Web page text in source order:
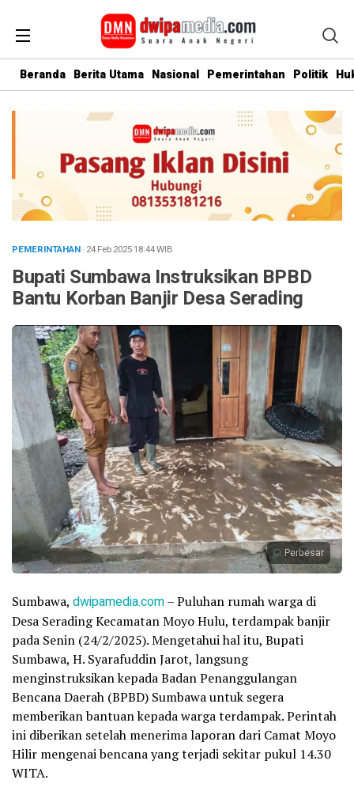
Beranda Berita Utama Nasional Pemerintahan Politik
PEMERINTAHAN· 24 Feb 202518:44WIB
Bupati Sumbawa Instruksikan BPBD
Bantu Korban Banjir Desa Serading
Perbesar
Sumbawa, dwipamedia.com– Puluhan rumah warga di
Desa Serading Kecamatan Moyo Hulu, terdampak banjir
pada Senin (24/2/2025). Mengetahui hal itu, Bupati
Sumbawa, H. Syarafuddin Jarot, langsung
menginstruksikan kepada Badan Penanggulangan
Bencana Daerah (BPBD) Sumbawa untuk segera
memberikan bantuan kepada warga terdampak. Perintah
ini diberikan setelah menerima laporan dari Camat Moyo
Hilir mengenai bencana yang terjadi sekitar pukul 14.30
WITA.